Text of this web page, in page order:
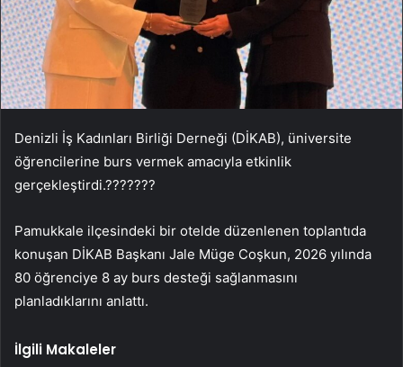
Denizli İş Kadınları Birliği Derneği (DİKAB), üniversite
öğrencilerine burs vermek amacıyla etkinlik
gerçekleştirdi.???????
Pamukkale ilçesindeki bir otelde düzenlenen toplantıda
konuşan DİKAB Başkanı Jale Müge Coşkun, 2026 yılında
80 öğrenciye 8 ay burs desteği sağlanmasını
planladıklarını anlattı.
İlgili Makaleler